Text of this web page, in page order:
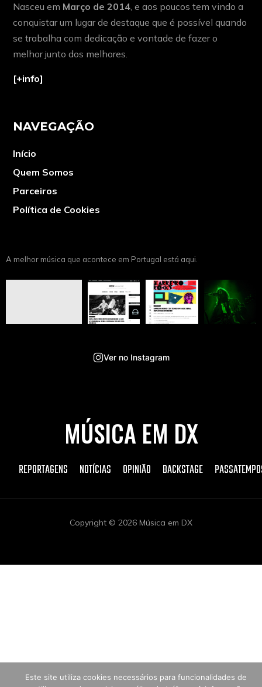
Nasceu em Março de 2014, e aos poucos tem vindo a
conquistar um lugar de destaque que é possível quando
se trabalha com dedicação e vontade de fazer o
melhor junto dos melhores.
[+info]
NAVEGAÇÃO
Início
Quem Somos
Parceiros
Política de Cookies
A melhor música que acontece em Portugal está aqui.
Ver no Instagram
MÚSICA EM DX
REPORTAGENS NOTÍCIAS OPINIÃO BACKSTAGE
Copyright © 2026 Música em DX
Este site utiliza cookies necessários para funcionalidades de